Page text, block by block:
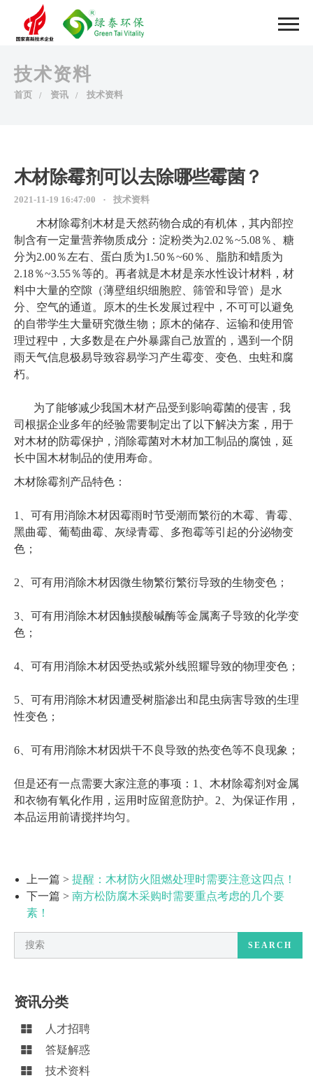
技术资料
首页 资讯 技术资料
木材除霉剂可以去除哪些霉菌？
2021-11-19 16:47:00 技术资料
木材除霉剂木材是天然药物合成的有机体，其内部控
制含有一定量营养物质成分：淀粉类为2.02％~5.08％、糖
分为2.00％左右、蛋白质为1.50％~60％、脂肪和蜡质为
2.18％~3.55％等的。再者就是木材是亲水性设计材料，材
料中大量的空隙（薄壁组织细胞腔、筛管和导管）是水
分、空气的通道。原木的生长发展过程中，不可可以避免
的自带学生大量研究微生物；原木的储存、运输和使用管
理过程中，大多数是在户外暴露自己放置的，遇到一个阴
雨天气信息极易导致容易学习产生霉变、变色、虫蛀和腐
朽。
为了能够减少我国木材产品受到影响霉菌的侵害，我
司根据企业多年的经验需要制定出了以下解决方案，用于
对木材的防霉保护，消除霉菌对木材加工制品的腐蚀，延
长中国木材制品的使用寿命。
木材除霉剂产品特色：
1、可有用消除木材因霉雨时节受潮而繁衍的木霉、青霉、
黑曲霉、葡萄曲霉、灰绿青霉、多孢霉等引起的分泌物变
色；
2、可有用消除木材因微生物繁衍繁衍导致的生物变色；
3、可有用消除木材因触摸酸碱酶等金属离子导致的化学变
色；
4、可有用消除木材因受热或紫外线照耀导致的物理变色；
5、可有用消除木材因遭受树脂渗出和昆虫病害导致的生理
性变色；
6、可有用消除木材因烘干不良导致的热变色等不良现象；
但是还有一点需要大家注意的事项：1、木材除霉剂对金属
和衣物有氧化作用，运用时应留意防护。2、为保证作用，
本品运用前请搅拌均匀。
上一篇 > 提醒：木材防火阻燃处理时需要注意这四点！
下一篇 > 南方松防腐木采购时需要重点考虑的几个要
素！
SEARCH
资讯分类
人才招聘
答疑解惑
技术资料